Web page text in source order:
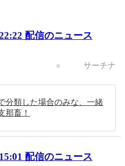
配信のニュース
サーチナ
分類した場合のみな、一緒
那畜！
配信のニュース